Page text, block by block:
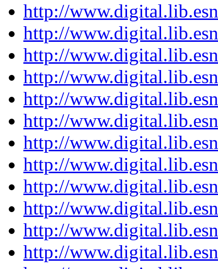
http://
http://
http://
http://
http://
http://
http://
http://
http://
http://
http://
http://